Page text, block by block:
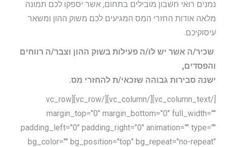
נמנים רואי חשבון מובילים בתחום, אשר יספקו לכם תמונה
מלאה אודות החזרי המס המגיעים לכם משוק ההון ומשאר
עיסוקיכם.
שכיר/ה אשר יש לו/ה פעילות בשוק ההון וצבר/ה רווחים
והפסדים,
ישנה סבירות גבוהה שזכאי/ת להחזרי מס.
[/vc_column_text][/vc_column][/vc_row][vc_row
margin_top="0" margin_bottom="0" full_width=""
padding_left="0" padding_right="0" animation="" type=""
bg_color="" bg_position="top" bg_repeat="no-repeat"